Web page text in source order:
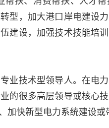
型，加大港口岸电建设
建设，加强技术技能培
业技术型领导人。在电
的很多高层领导或核心技
快新型电力系统建设或